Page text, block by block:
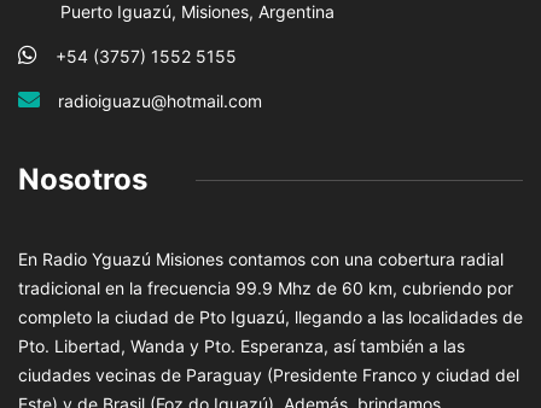
Puerto Iguazú, Misiones, Argentina
+54 (3757) 1552 5155
radioiguazu@hotmail.com
Nosotros
En Radio Yguazú Misiones contamos con una cobertura radial
tradicional en la frecuencia 99.9 Mhz de 60 km, cubriendo por
completo la ciudad de Pto Iguazú, llegando a las localidades de
Pto. Libertad, Wanda y Pto. Esperanza, así también a las
ciudades vecinas de Paraguay (Presidente Franco y ciudad del